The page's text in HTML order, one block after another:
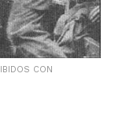
CON